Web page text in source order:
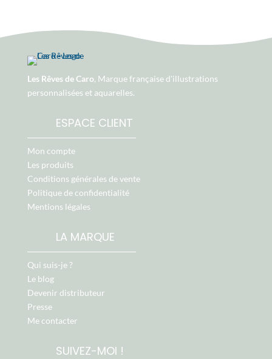
Les Rêves de Caro, Marque française d'illustrations
personnalisées et aquarelles.
ESPACE CLIENT
Mon compte
Les produits
Conditions générales de vente
Politique de confidentialité
Mentions légales
LA MARQUE
Qui suis-je ?
Le blog
Devenir distributeur
Presse
Me contacter
SUIVEZ-MOI !